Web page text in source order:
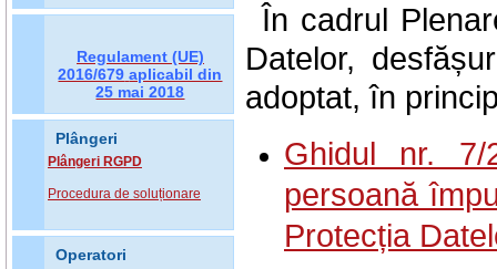
Regulament (UE)
2016/679 aplicabil din
25 mai 2018
Plângeri
Plângeri RGPD
Procedura de soluționare
Operatori
În cadrul
Datelor,
adoptat, în
Ghidul nr. 7/
persoană
Protecția